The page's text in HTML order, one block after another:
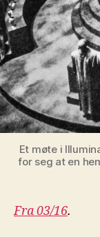
Et møte i
for seg at en
Fra 03/16.